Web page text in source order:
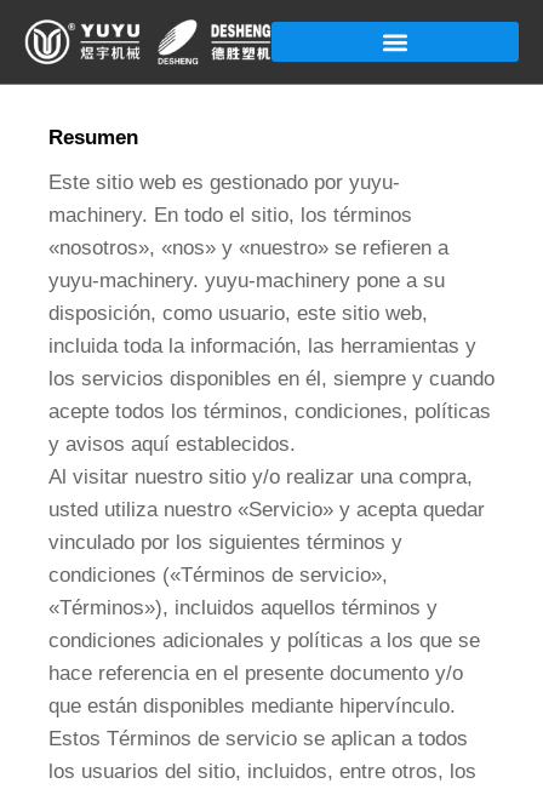
contenido
Resumen
Este sitio web es gestionado por yuyu-
machinery. En todo el sitio, los términos
«nosotros», «nos» y «nuestro» se refieren a
yuyu-machinery. yuyu-machinery pone a su
disposición, como usuario, este sitio web,
incluida toda la información, las herramientas y
los servicios disponibles en él, siempre y cuando
acepte todos los términos, condiciones, políticas
y avisos aquí establecidos.
Al visitar nuestro sitio y/o realizar una compra,
usted utiliza nuestro «Servicio» y acepta quedar
vinculado por los siguientes términos y
condiciones («Términos de servicio»,
«Términos»), incluidos aquellos términos y
condiciones adicionales y políticas a los que se
hace referencia en el presente documento y/o
que están disponibles mediante hipervínculo.
Estos Términos de servicio se aplican a todos
los usuarios del sitio, incluidos, entre otros, los